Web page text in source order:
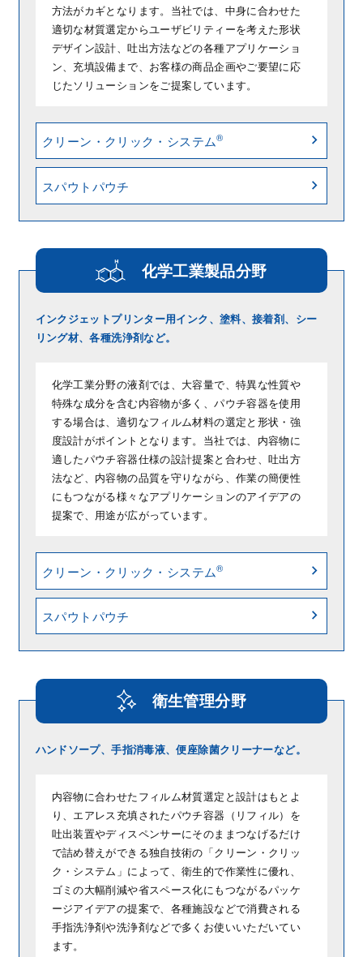
方法がカギとなります。当社では、中身に合わせた
適切な材質選定からユーザビリティーを考えた形状
デザイン設計、吐出方法などの各種アプリケーショ
ン、充填設備まで、お客様の商品企画やご要望に応
じたソリューションをご提案しています。
クリーン・クリック・システム®
スパウトパウチ
化学工業製品分野
インクジェットプリンター用インク、塗料、接着剤、 シー
リング材、各種洗浄剤など。
化学工業分野の液剤では、大容量で、特異な性質や
特殊な成分を含む内容物が多く、パウチ容器を使用
する場合は、適切なフィルム材料の選定と形状・強
度設計がポイントとなります。当社では、内容物に
適したパウチ容器仕様の設計提案と合わせ、吐出方
法など、内容物の品質を守りながら、作業の簡便性
にもつながる様々なアプリケーションのアイデアの
提案で、用途が広がっています。
クリーン・クリック・システム®
スパウトパウチ
衛生管理分野
ハンドソープ、手指消毒液、便座除菌クリーナーなど。
内容物に合わせたフィルム材質選定と設計はもとよ
り、エアレス充填されたパウチ容器（リフィル）を
吐出装置やディスペンサーにそのままつなげるだけ
で詰め替えができる独自技術の「クリーン・クリッ
ク・システム」によって、衛生的で作業性に優れ、
ゴミの大幅削減や省スペース化にもつながるパッケ
ージアイデアの提案で、各種施設などで消費される
手指洗浄剤や洗浄剤などで多くお使いいただいてい
ます。